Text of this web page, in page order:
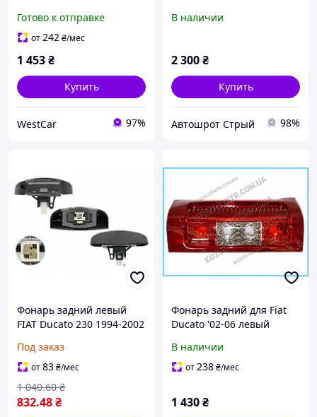
1650932
Готово к отправке
от242₴/мес
1 453₴
Купить
WestCar 97%
В наличии
2 300₴
Купить
Автошрот Стрый 98%
Фонарь задний левый
FIAT Ducato 230 1994-2002
Под заказ
от83₴/мес
832.48₴
1 040.60 ₴
Фонарь задний для Fiat
Ducato '02-06 левый
В наличии
от238₴/мес
1 430₴